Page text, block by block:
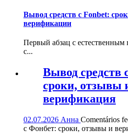
Вывод средств с Fonbet:
верификации
Первый абзац с
с...
Вывод средств
сроки, отзывы
верификация
02.07.2026 Анна Comentários
с Фонбет: сроки, отзывы и